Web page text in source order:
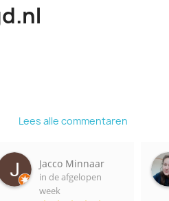
Lees alle commentaren
Jacco Minnaar
in de afgelopen
week